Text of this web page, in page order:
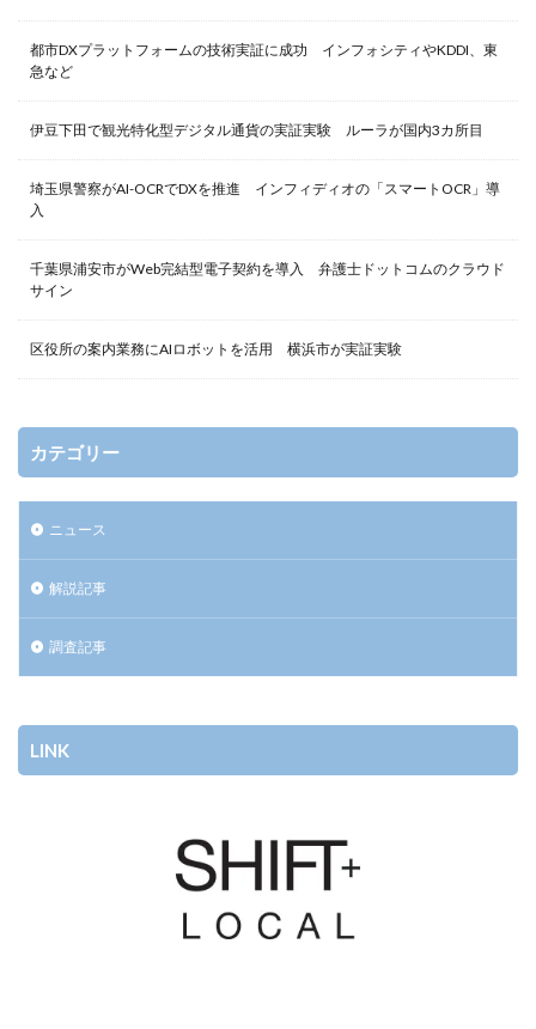
都市DXプラットフォームの技術実証に成功 インフォシティやKDDI、東
急など
伊豆下田で観光特化型デジタル通貨の実証実験 ルーラが国内3カ所目
埼玉県警察がAI-OCRでDXを推進 インフィディオの「スマートOCR」導
入
千葉県浦安市がWeb完結型電子契約を導入 弁護士ドットコムのクラウド
サイン
区役所の案内業務にAIロボットを活用 横浜市が実証実験
カテゴリー
ニュース
解説記事
調査記事
LINK